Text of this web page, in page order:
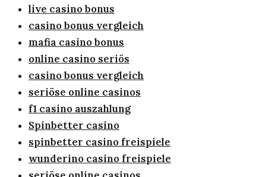
live casino bonus
casino bonus vergleich
mafia casino bonus
online casino seriös
casino bonus vergleich
seriöse online casinos
f1 casino auszahlung
Spinbetter casino
spinbetter casino freispiele
wunderino casino freispiele